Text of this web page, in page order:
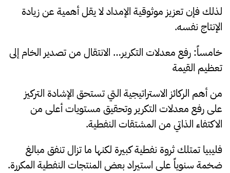
لذلك فإن تعزيز موثوقية الإمداد لا يقل أهمية عن زيادة
الإنتاج نفسه.
خامساً: رفع معدلات التكرير… الانتقال من تصدير الخام إلى
تعظيم القيمة
من أهم الركائز الاستراتيجية التي تستحق الإشادة التركيز
على رفع معدلات التكرير وتحقيق مستويات أعلى من
الاكتفاء الذاتي من المشتقات النفطية.
فليبيا تمتلك ثروة نفطية كبيرة لكنها ما تزال تنفق مبالغ
ضخمة سنوياً على استيراد بعض المنتجات النفطية المكررة.